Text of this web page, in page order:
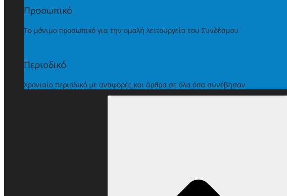
Προσωπικό
Το μόνιμο προσωπικό για την ομαλή λειτουργεία του Συνδέσμου
Περιοδικό
Χρονιαίο περιοδικό με αναφορές και άρθρα σε όλα όσα συνέβησαν